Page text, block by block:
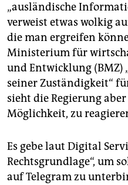
„ausländische
verweist etwas wolkig
die man ergreifen
Ministerium für
und Entwicklung (BMZ)
seiner Zuständigkeit“
sieht die Regierung
Möglichkeit, zu
Es gebe laut Digital
Rechtsgrundlage“, um
auf Telegram zu